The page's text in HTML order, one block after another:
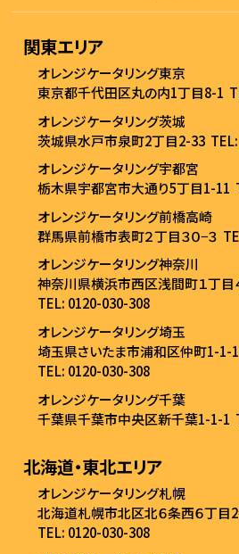
関東エリア
オレンジケータリング東京
東京都千代田区丸の内1丁目8-1
オレンジケータリング茨城
茨城県水戸市泉町2丁目2-33
オレンジケータリング宇都宮
栃木県宇都宮市大通り5丁目1-11
オレンジケータリング前橋高崎
群馬県前橋市表町２丁目３０−３
オレンジケータリング神奈川
神奈川県横浜市西区浅間町１丁目
TEL: 0120-030-308
オレンジケータリング埼玉
埼玉県さいたま市浦和区仲町1-1-
TEL: 0120-030-308
オレンジケータリング千葉
千葉県千葉市中央区新千葉1-1-1
北海道・東北エリア
オレンジケータリング札幌
北海道札幌市北区北６条西６丁目
TEL: 0120-030-308